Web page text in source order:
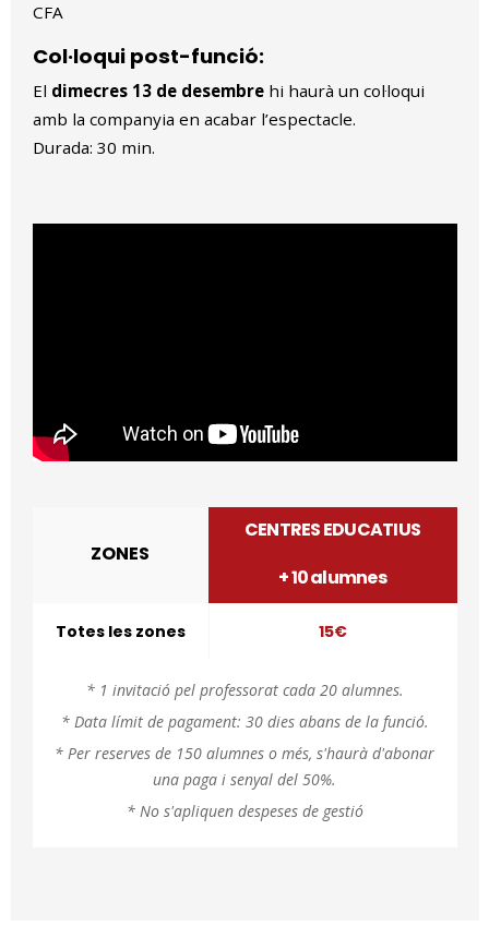
CFA
Col·loqui post-funció:
El dimecres 13 de desembrehi haurà un col·loqui
amb la companyia en acabar l’espectacle.
Durada: 30 min.
ZONES
CENTRES EDUCATIUS
+ 10 alumnes
Totes les zones 15€
* 1 invitació pel professorat cada 20 alumnes.
* Data límit de pagament: 30 dies abans de la funció.
* Per reserves de 150 alumnes o més, s'haurà d'abonar
una paga i senyal del 50%.
* No s'apliquen despeses de gestió